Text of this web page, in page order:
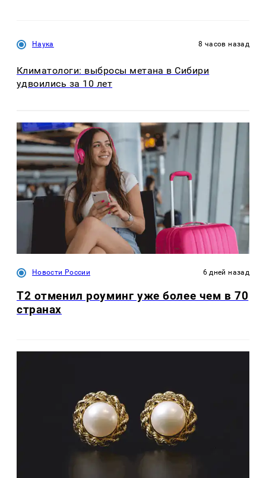
Наука 8 часов назад
Климатологи: выбросы метана в Сибири
удвоились за 10 лет
Новости России 6 дней назад
Т2 отменил роуминг уже более чем в 70
странах